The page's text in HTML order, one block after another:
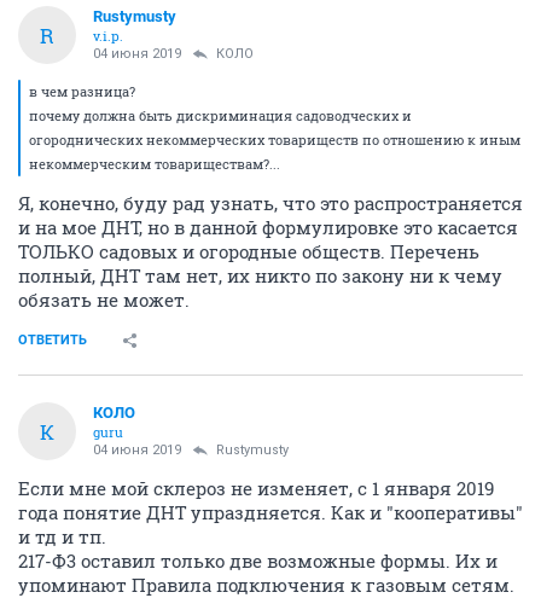
R
Rustymusty
v.i.p.
04 июня 2019 КОЛО
в чем разница?
почему должна быть дискриминация садоводческих и
огороднических некоммерческих товариществ по отношению к иным
некоммерческим товариществам?...
Я, конечно, буду рад узнать, что это распространяется
и на мое ДНТ, но в данной формулировке это касается
ТОЛЬКО садовых и огородные обществ. Перечень
полный, ДНТ там нет, их никто по закону ни к чему
обязать не может.
ОТВЕТИТЬ
К
КОЛО
guru
04 июня 2019 Rustymusty
Если мне мой склероз не изменяет, с 1 января 2019
года понятие ДНТ упраздняется. Как и "кооперативы"
и тд и тп.
217-Ф3 оставил только две возможные формы. Их и
упоминают Правила подключения к газовым сетям.